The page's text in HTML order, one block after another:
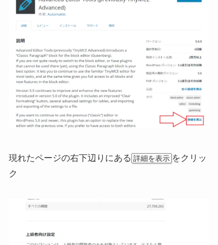
現れたページの右下辺りにある 詳細を表示 をクリッ
ク